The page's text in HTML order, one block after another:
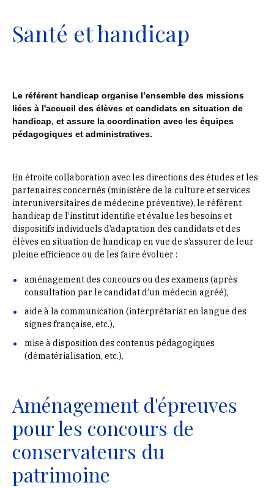
Santé et handicap
Le référent handicap organise l’ensemble des missions
liées à l'accueil des élèves et candidats en situation de
handicap, et assure la coordination avec les équipes
pédagogiques et administratives.
En étroite collaboration avec les directions des études et les
partenaires concernés (ministère de la culture et services
interuniversitaires de médecine préventive), le référent
handicap de l’institut identifie et évalue les besoins et
dispositifs individuels d’adaptation des candidats et des
élèves en situation de handicap en vue de s’assurer de leur
pleine efficience ou de les faire évoluer :
aménagement des concours ou des examens (après
consultation par le candidat d’un médecin agréé),
aide à la communication (interprétariat en langue des
signes française, etc.),
mise à disposition des contenus pédagogiques
(dématérialisation, etc.).
Aménagement d'épreuves
pour les concours de
conservateurs du
patrimoine